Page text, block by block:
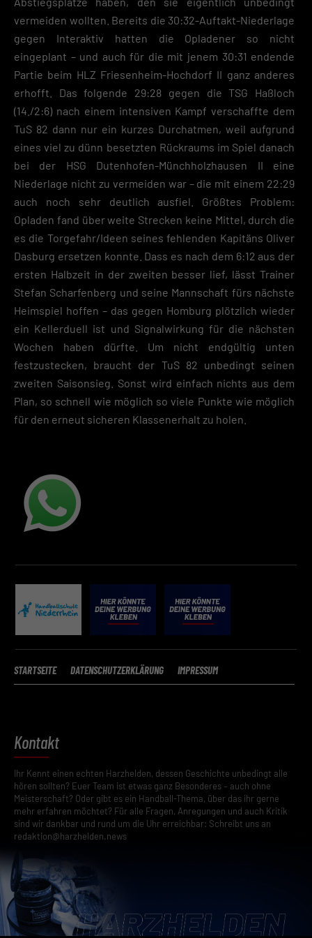
vermeiden wollten. Bereits die 30:32-Auftakt-Niederlage
gegen Interaktiv hatten die Opladener so nicht
eingeplant – und auch für die mit jenem 30:31 endende
Partie beim HLZ Friesenheim-Hochdorf II ganz anderes
erhofft. Das folgende 29:28 gegen die TSG Haßloch
(14./2:6) nach einem intensiven Kampf verschaffte dem
TuS 82 dann nur ein kurzes Durchatmen, weil aufgrund
eines viel zu dünn besetzten Rückraums im Spiel danach
bei der HSG Dutenhofen-Münchholzhausen II eine
Niederlage nicht zu vermeiden war – die mit einem 22:29
auch noch sehr deutlich ausfiel. Größtes Problem:
Opladen fand über weite Strecken keine Mittel, durch die
es die Torgefahr/Ideen seines fehlenden Kapitäns Oliver
Dasburg ersetzen konnte. Dass es nach dem 6:12 aus der
ersten Halbzeit in der zweiten besser lief, lässt Trainer
Stefan Scharfenberg und seine Mannschaft fürs nächste
Heimspiel hoffen – das gegen Homburg plötzlich wieder
ein Kellerduell ist und Signalwirkung für die nächsten
Wochen haben dürfte. Um nicht endgültig unten
festzustecken, braucht der TuS 82 unbedingt seinen
zweiten Saisonsieg. Sonst wird einfach nichts aus dem
Plan, so schnell wie möglich so viele Punkte wie möglich
für den erneut sicheren Klassenerhalt zu holen.
STARTSEITE DATENSCHUTZERKLÄRUNG IMPRESSUM
Kontakt
Ihr Kennt einen echten Harzhelden, dessen Geschichte unbedingt alle
hören sollten? Euer Team ist etwas ganz Besonderes – auch ohne
Meisterschaft? Oder gibt es ein Handball-Thema, über das ihr gerne
mehr erfahren möchtet? Für alle Fragen, Anregungen und auch Kritik
sind wir dankbar und rund um die Uhr erreichbar: Schreibt uns an
redaktion@harzhelden.news
Datenschutzeinstellungen
Essenziell (2)
einwandfreie Funktion der Website erforderlich.
Cookie-Informationen anzeigen